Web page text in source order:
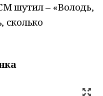
шутил – «Володь,
сколько